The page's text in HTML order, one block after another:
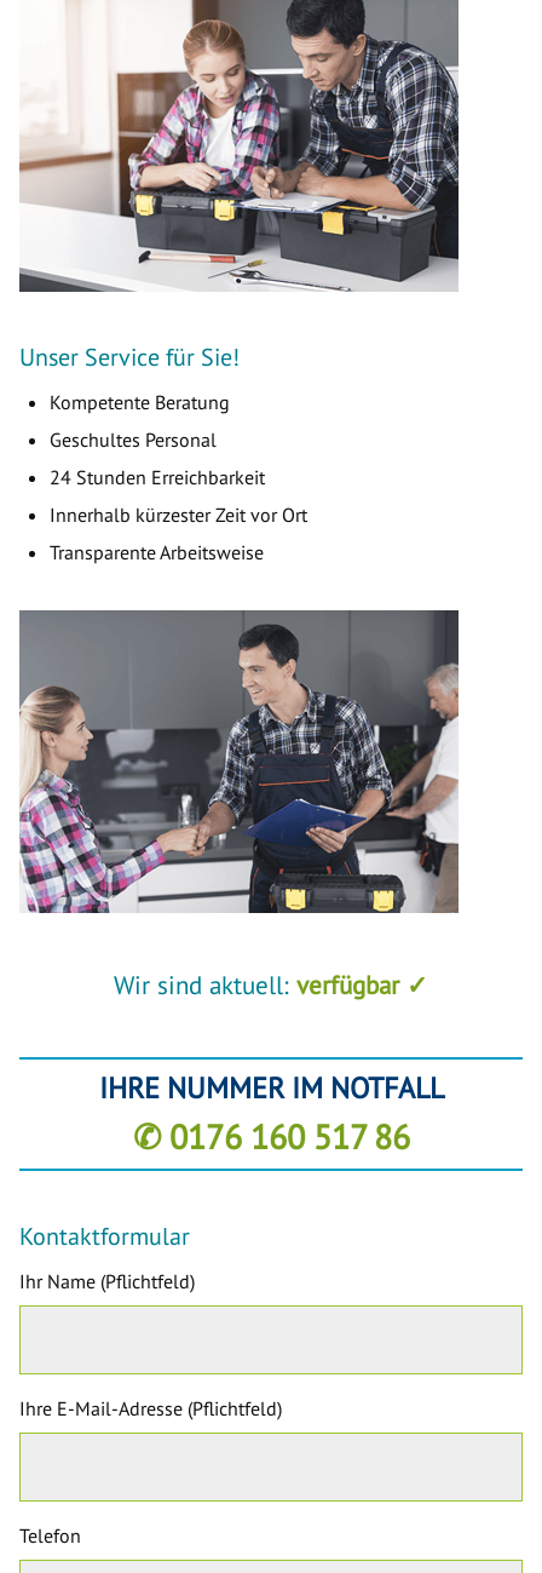
Unser Service für Sie!
Kompetente Beratung
Geschultes Personal
24 Stunden Erreichbarkeit
Innerhalb kürzester Zeit vor Ort
Transparente Arbeitsweise
Wir sind aktuell: verfügbar ✓
IHRE NUMMER IM NOTFALL
✆ 0176 160 517 86
Kontaktformular
Ihr Name (Pflichtfeld)
Ihre E-Mail-Adresse (Pflichtfeld)
Telefon